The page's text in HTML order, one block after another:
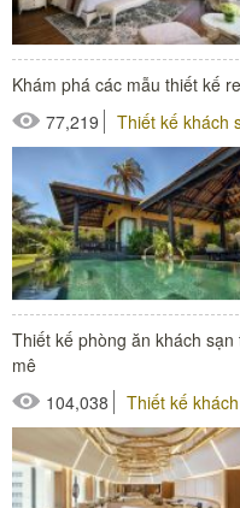
Khám phá các mẫu thiết kế
77,219
Thiết kế khách
Thiết kế phòng ăn khách
mê
104,038
Thiết kế